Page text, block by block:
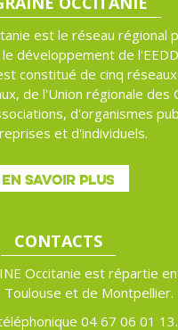
est le réseau régional
développement de
constitué de cinq réseaux
de l'Union régionale des
d'organismes
et d'individuels.
EN SAVOIR PLUS
CONTACTS
Occitanie est répartie
Toulouse et de Montpellier.
04 67 06 01 13.